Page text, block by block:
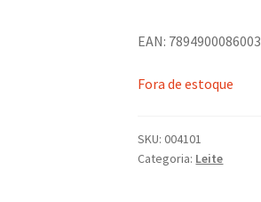
EAN: 7894900086003
Fora de estoque
SKU:004101
Categoria: Leite